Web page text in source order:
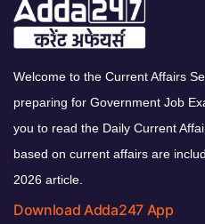
Welcome to the Current Affairs
preparing for Government Job
you to read the Daily Current
based on current affairs are
2026 article.
Download Adda247 App